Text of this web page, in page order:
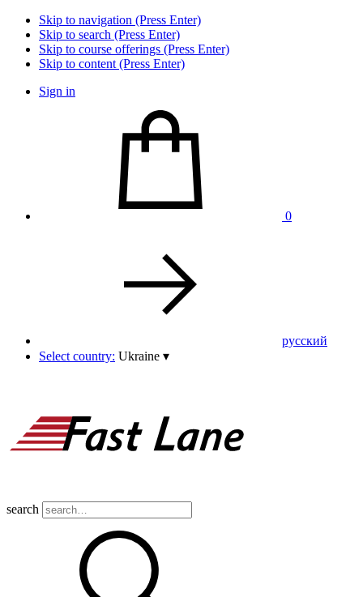
Skip to navigation (Press Enter)
Skip to search (Press Enter)
Skip to course offerings (Press Enter)
Skip to content (Press Enter)
Sign in
0
pусский
Select country: Ukraine ▾
search